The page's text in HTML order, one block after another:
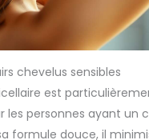
chevelus sensibles
est
les personnes ayant un
formule douce, il